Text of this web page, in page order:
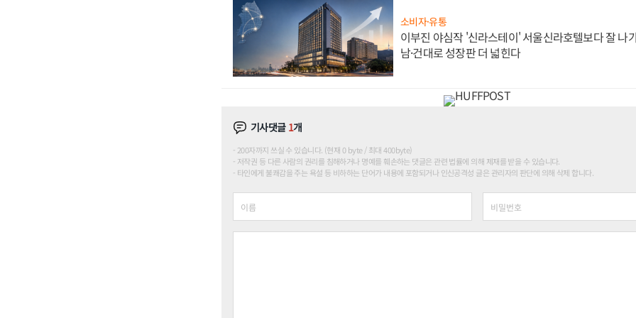
소비자·유통
이부진 야심작 '신라스테이' 서울신라호텔보다 잘 나
남·건대로 성장판 더 넓힌다
기사댓글 1개
200자까지 쓰실 수 있습니다. (현재 0 byte / 최대 400byte)
저작권 등 다른 사람의 권리를 침해하거나 명예를 훼손하는 댓글은 관련 법률에 의해 제재를 받을 수 있습니다.
타인에게 불쾌감을 주는 욕설 등 비하하는 단어가 내용에 포함되거나 인신공격성 글은 관리자의 판단에 의해 삭제 합니다.